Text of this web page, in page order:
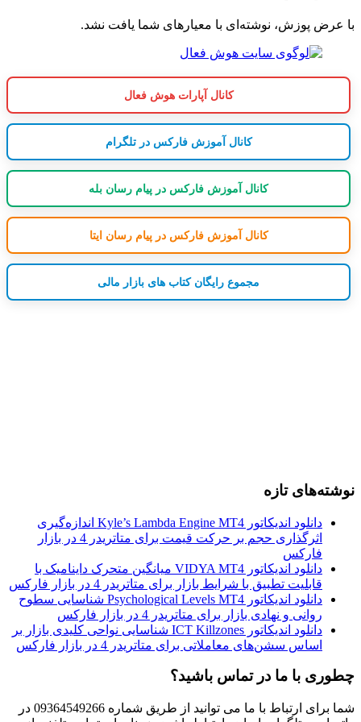
با عرض پوزش، نوشته‌ای با معیارهای شما یافت نشد.
کانال آپارات هوش فعال
کانال آموزش فارکس در تلگرام
کانال آموزش فارکس در پیام رسان بله
کانال آموزش فارکس در پیام رسان ایتا
مجموع رایگان کتاب های بازار مالی
نوشته‌های تازه
دانلود اندیکاتور Kyle’s Lambda Engine MT4 اندازه‌گیری
اثرگذاری حجم بر حرکت قیمت برای متاتریدر 4 در بازار
فارکس
دانلود اندیکاتور VIDYA MT4 میانگین متحرک داینامیک با
قابلیت تطبیق با شرایط بازار برای متاتریدر 4 در بازار فارکس
دانلود اندیکاتور Psychological Levels MT4 شناسایی سطوح
روانی و نهادی بازار برای متاتریدر 4 در بازار فارکس
دانلود اندیکاتور ICT Killzones شناسایی نواحی کلیدی بازار بر
اساس سشن‌های معاملاتی برای متاتریدر 4 در بازار فارکس
چطوری با ما در تماس باشید؟
شما برای ارتباط با ما می توانید از طریق شماره 09364549266 در